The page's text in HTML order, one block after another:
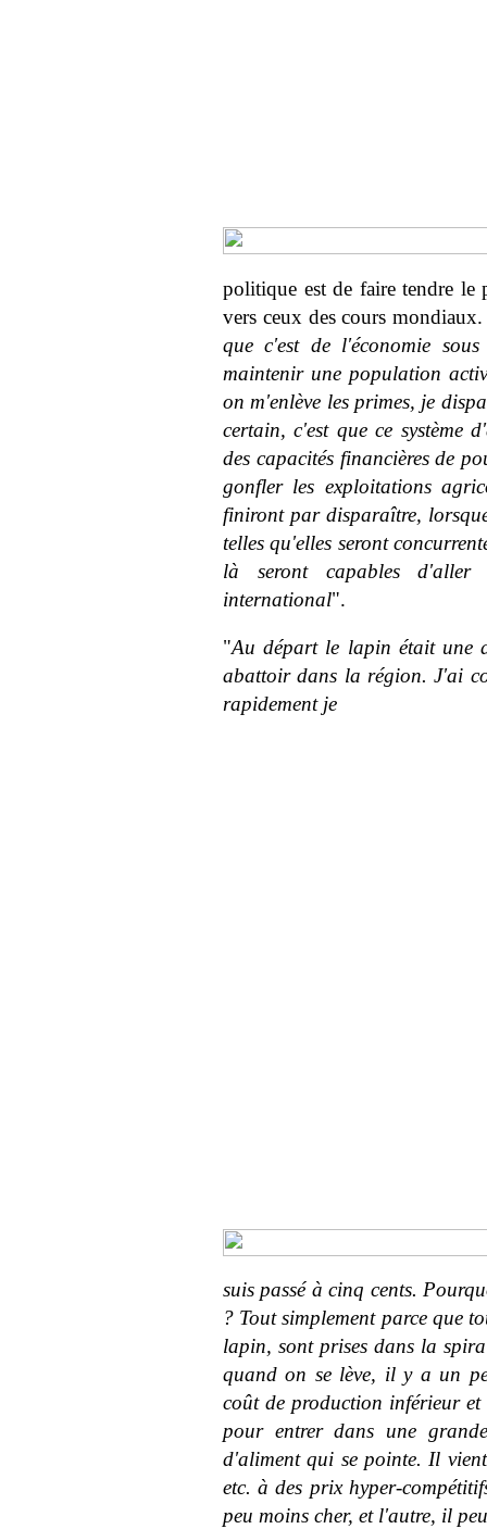
politique est de faire tendre le
vers ceux des cours
que c'est de l'économie
maintenir une population
on m'enlève les primes, je
certain, c'est que ce système
des capacités financières de
gonfler les exploitations
finiront par disparaître,
telles qu'elles seront
là seront capables d'aller
international".
"Au départ le lapin était une
abattoir dans la région. J'ai
rapidement je
suis passé à cinq cents.
? Tout simplement parce que
lapin, sont prises dans la
quand on se lève, il y a un
coût de production inférieur et
pour entrer dans une
d'aliment qui se pointe. Il
etc. à des prix hyper-
peu moins cher, et l'autre, il